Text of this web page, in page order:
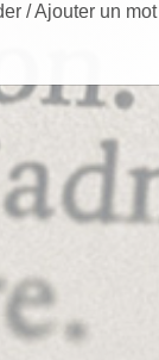
/ Ajouter un mot